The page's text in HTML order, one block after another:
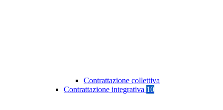
Contrattazione collettiva
Contrattazione integrativa 10